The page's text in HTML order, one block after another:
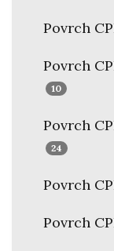
Povrch
Povrch
10
Povrch
24
Povrch
Povrch